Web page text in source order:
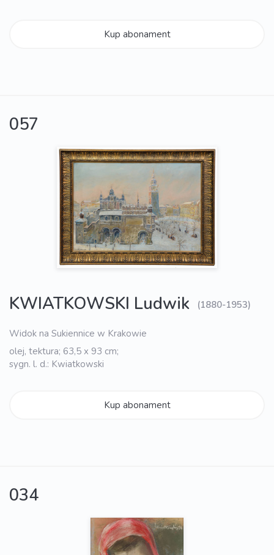
Kup abonament
057
KWIATKOWSKI Ludwik (1880-1953)
Widok na Sukiennice w Krakowie
olej, tektura; 63,5 x 93 cm;
sygn. l. d.: Kwiatkowski
Kup abonament
034